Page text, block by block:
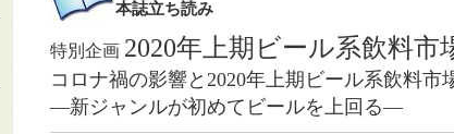
本誌立ち読み
特別企画 2020年上期ビール系飲料市
コロナ禍の影響と2020年上期ビール系飲料市
—新ジャンルが初めてビールを上回る—